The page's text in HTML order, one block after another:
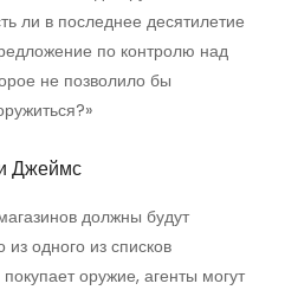
ли в последнее десятилетие
по контролю над
не позволило бы
Джеймс
должны будут
одного из списков
оружие, агенты могут